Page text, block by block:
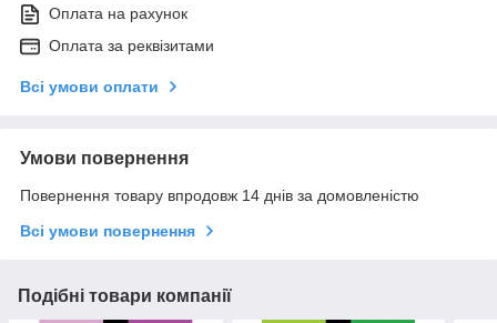
Оплата на рахунок
Оплата за реквізитами
Всі умови оплати
Умови повернення
Повернення товару впродовж 14 днів за домовленістю
Всі умови повернення
Подібні товари компанії